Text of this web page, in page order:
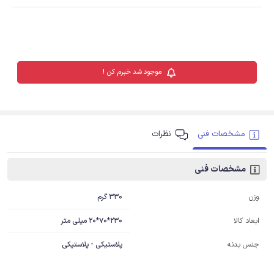
موجود شد خبرم کن !
مشخصات فنی نظرات
مشخصات فنی
وزن 330 گرم
ابعاد کالا 230*70*20 میلی متر
جنس بدنه پلاستیکی - پلاستیکی